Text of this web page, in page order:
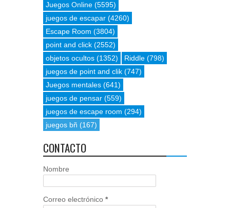
Juegos Online (5595)
juegos de escapar (4260)
Escape Room (3804)
point and click (2552)
objetos ocultos (1352) Riddle (798)
juegos de point and clik (747)
Juegos mentales (641)
juegos de pensar (559)
juegos de escape room (294)
juegos bñ (167)
CONTACTO
Nombre
Correo electrónico *